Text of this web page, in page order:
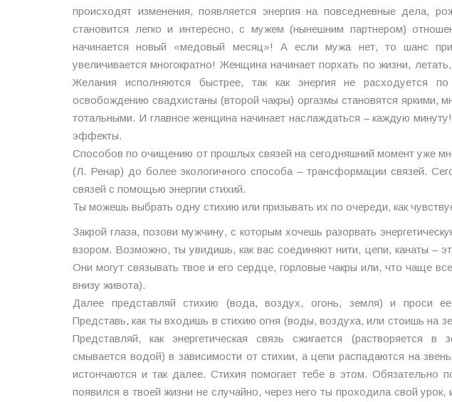
происходят изменения, появляется энергия на повседневные дела,
становится легко и интересно, с мужем (нынешним партнером)
начинается новый «медовый месяц»! А если мужа нет, то шанс
увеличивается многократно! Женщина начинает порхать по жизни,
Желания исполняются быстрее, так как энергия не расходуется
освобождению свадхистаны (второй чакры) оргазмы становятся яркими,
тотальными. И главное женщина начинает наслаждаться – каждую
эффекты.
Способов по очищению от прошлых связей на сегодняшний момент уже
(Л. Ренар) до более экологичного способа – трансформации связей.
связей с помощью энергии стихий.
Ты можешь выбрать одну стихию или призывать их по очереди, как
Закрой глаза, позови мужчину, с которым хочешь разорвать
взором. Возможно, ты увидишь, как вас соединяют нити, цепи, канаты –
Они могут связывать твое и его сердце, горловые чакры или, что чаще
внизу живота).
Далее представляй стихию (вода, воздух, огонь, земля) и проси
Представь, как ты входишь в стихию огня (воды, воздуха, или стоишь на
Представляй, как энергетическая связь сжигается (растворяется в
смывается водой) в зависимости от стихии, а цепи распадаются на
истончаются и так далее. Стихия помогает тебе в этом. Обязательно
появился в твоей жизни не случайно, через него ты проходила свой